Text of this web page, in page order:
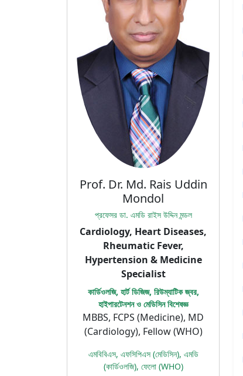
Prof. Dr. Md. Rais Uddin
Mondol
প্রফেসর ডা. এমডি রাইস উদ্দিন মন্ডল
Cardiology, Heart Diseases,
Rheumatic Fever,
Hypertension & Medicine
Specialist
কার্ডিওলজি, হার্ট ডিজিজ, রিউম্যাটিক জ্বর,
হাইপারটেনশন ও মেডিসিন বিশেষজ্ঞ
MBBS, FCPS (Medicine), MD
(Cardiology), Fellow (WHO)
এমবিবিএস, এফসিপিএস (মেডিসিন), এমডি
(কার্ডিওলজি), ফেলো (WHO)